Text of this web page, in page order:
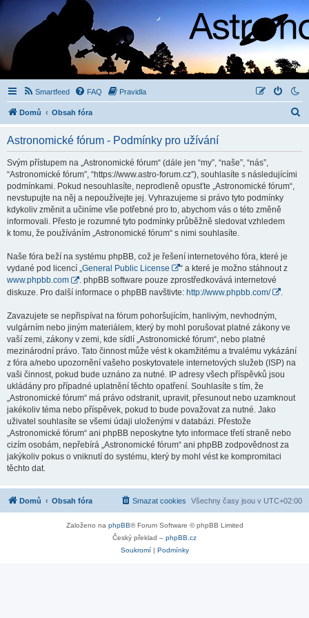
Smartfeed FAQ Pravidla
Domů Obsah fóra
Astronomické fórum - Podmínky pro užívání
Svým přístupem na „Astronomické fórum“ (dále jen “my”, “naše”, “nás”,
“Astronomické fórum”, “https://www.astro-forum.cz”), souhlasíte s následujícími
podmínkami. Pokud nesouhlasíte, neprodleně opusťte „Astronomické fórum“,
nevstupujte na něj a nepoužívejte jej. Vyhrazujeme si právo tyto podmínky
kdykoliv změnit a učiníme vše potřebné pro to, abychom vás o této změně
informovali. Přesto je rozumné tyto podmínky průběžně sledovat vzhledem
k tomu, že používáním „Astronomické fórum“ s nimi souhlasíte.
Naše fóra beží na systému phpBB, což je řešení internetového fóra, které je
vydané pod licencí „General Public License
“ a které je možno stáhnout z
www.phpbb.com
. phpBB software pouze zprostředkovává internetové
diskuze. Pro další informace o phpBB navštivte: http://www.phpbb.com/
Zavazujete se nepřispívat na fórum pohoršujícím, hanlivým, nevhodným,
vulgárním nebo jiným materiálem, který by mohl porušovat platné zákony ve
vaší zemi, zákony v zemi, kde sídlí „Astronomické fórum“, nebo platné
mezinárodní právo. Tato činnost může vést k okamžitému a trvalému vykázání
z fóra a/nebo upozornění vašeho poskytovatele internetových služeb (ISP) na
vaši činnost, pokud bude uznáno za nutné. IP adresy všech příspěvků jsou
ukládány pro případné uplatnění těchto opatření. Souhlasíte s tím, že
„Astronomické fórum“ má právo odstranit, upravit, přesunout nebo uzamknout
jakékoliv téma nebo příspěvek, pokud to bude považovat za nutné. Jako
uživatel souhlasíte se všemi údaji uloženými v databázi. Přestože
„Astronomické fórum“ ani phpBB neposkytne tyto informace třetí straně nebo
cizím osobám, nepřebírá „Astronomické fórum“ ani phpBB zodpovědnost za
jakýkoliv pokus o vniknutí do systému, který by mohl vést ke kompromitaci
těchto dat.
Domů Obsah fóra Všechny časy jsou v UTC+02:00
Smazat cookies
Založeno na phpBB® Forum Software © phpBB Limited
Český překlad – phpBB.cz
Soukromí| Podmínky